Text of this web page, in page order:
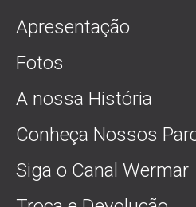
Apresentação
Fotos
A nossa História
Conheça Nossos
Siga o Canal Wermar